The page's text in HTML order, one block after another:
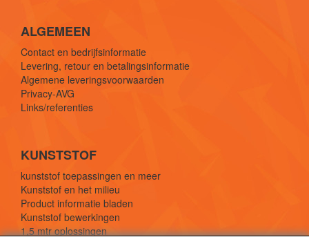
ALGEMEEN
Contact en bedrijfsinformatie
Levering, retour en betalingsinformatie
Algemene leveringsvoorwaarden
Privacy-AVG
Links/referenties
KUNSTSTOF
kunststof toepassingen en meer
Kunststof en het milieu
Product informatie bladen
Kunststof bewerkingen
1,5 mtr oplossingen